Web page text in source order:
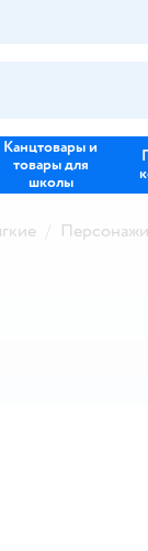
Канцтовары и
товары для
школы